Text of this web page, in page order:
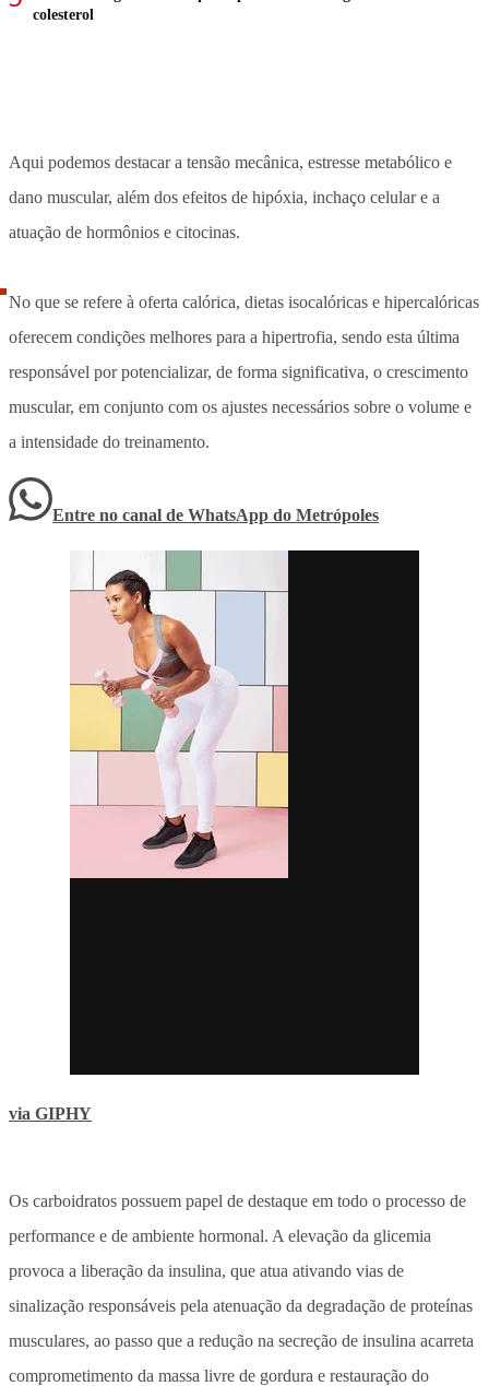
colesterol
Aqui podemos destacar a tensão mecânica, estresse metabólico e
dano muscular, além dos efeitos de hipóxia, inchaço celular e a
atuação de hormônios e citocinas.⠀
No que se refere à oferta calórica, dietas isocalóricas e hipercalóricas
oferecem condições melhores para a hipertrofia, sendo esta última
responsável por potencializar, de forma significativa, o crescimento
muscular, em conjunto com os ajustes necessários sobre o volume e
a intensidade do treinamento.⠀
Entre no canal de WhatsApp do Metrópoles
via GIPHY
Os carboidratos possuem papel de destaque em todo o processo de
performance e de ambiente hormonal. A elevação da glicemia
provoca a liberação da insulina, que atua ativando vias de
sinalização responsáveis pela atenuação da degradação de proteínas
musculares, ao passo que a redução na secreção de insulina acarreta
comprometimento da massa livre de gordura e restauração do